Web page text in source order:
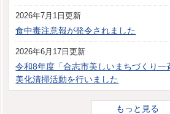
2026年7月1日更新
食中毒注意報が発令されました
2026年6月17日更新
令和8年度「合志市美しいまちづくり一
美化清掃活動を行いました
もっと見る